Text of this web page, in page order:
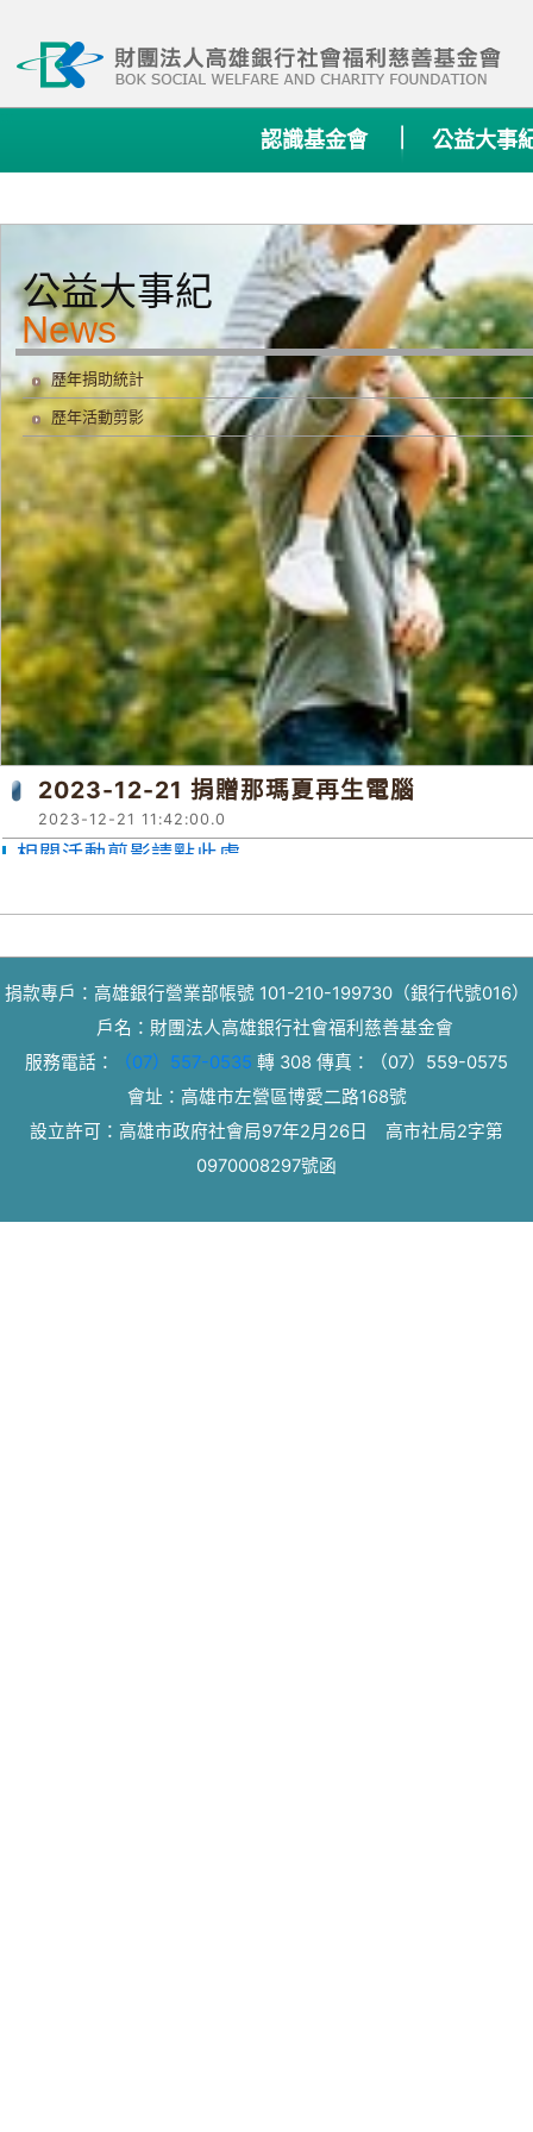
認識基金會 公益大事
公益大事紀
歷年捐助統計
歷年活動剪影
2023-12-21 捐贈那瑪夏再生電腦
2023-12-21 11:42:00.0
相關活動剪影請點此處
捐款專戶：高雄銀行營業部帳號 101-210-199730（銀行代號016）
戶名：財團法人高雄銀行社會福利慈善基金會
服務電話：
（07）557-0535 轉 308 傳真：
（07）559-0575
會址：高雄市左營區博愛二路168號
設立許可：高雄市政府社會局97年2月26日 高市社局2字第
0970008297號函